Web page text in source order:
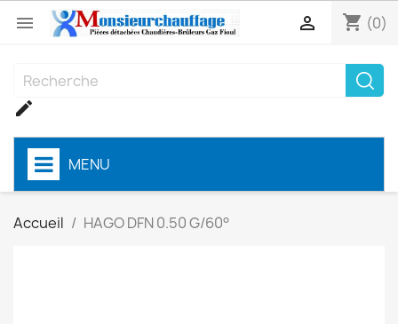
 shopping_cart (0)


MENU
Accueil HAGO DFN 0.50 G/60°